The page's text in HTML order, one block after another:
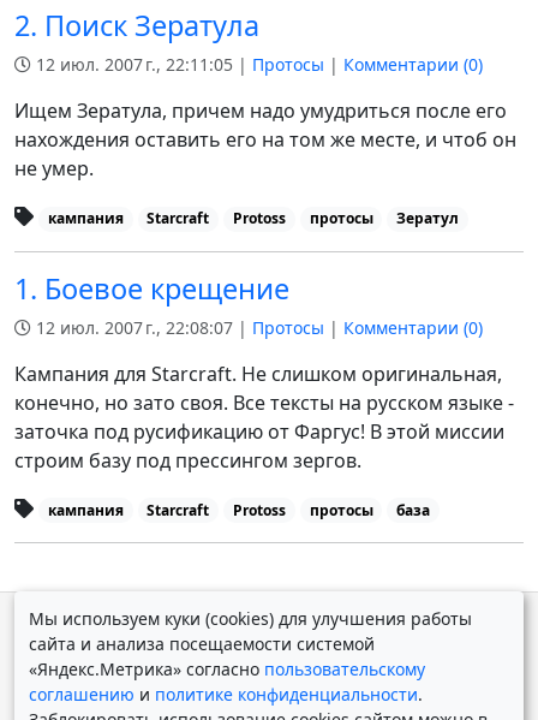
2. Поиск Зератула
12 июл. 2007 г., 22:11:05 | Протосы | Комментарии (0)
Ищем Зератула, причем надо умудриться после его
нахождения оставить его на том же месте, и чтоб он
не умер.
кампания Starcraft Protoss протосы Зератул
1. Боевое крещение
12 июл. 2007 г., 22:08:07 | Протосы | Комментарии (0)
Кампания для Starcraft. Не слишком оригинальная,
конечно, но зато своя. Все тексты на русском языке -
заточка под русификацию от Фаргус! В этой миссии
строим базу под прессингом зергов.
кампания Starcraft Protoss протосы база
Мы используем куки (cookies) для улучшения работы
сайта и анализа посещаемости системой
«Яндекс.Метрика» согласно пользовательскому
соглашению и политике конфиденциальности.
© Дмитрий Косолапов 2007 — 2026.Старая версия
Powered byYii Framework